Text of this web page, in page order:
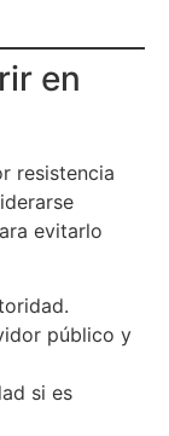
en
resistencia
evitarlo
público y
si es